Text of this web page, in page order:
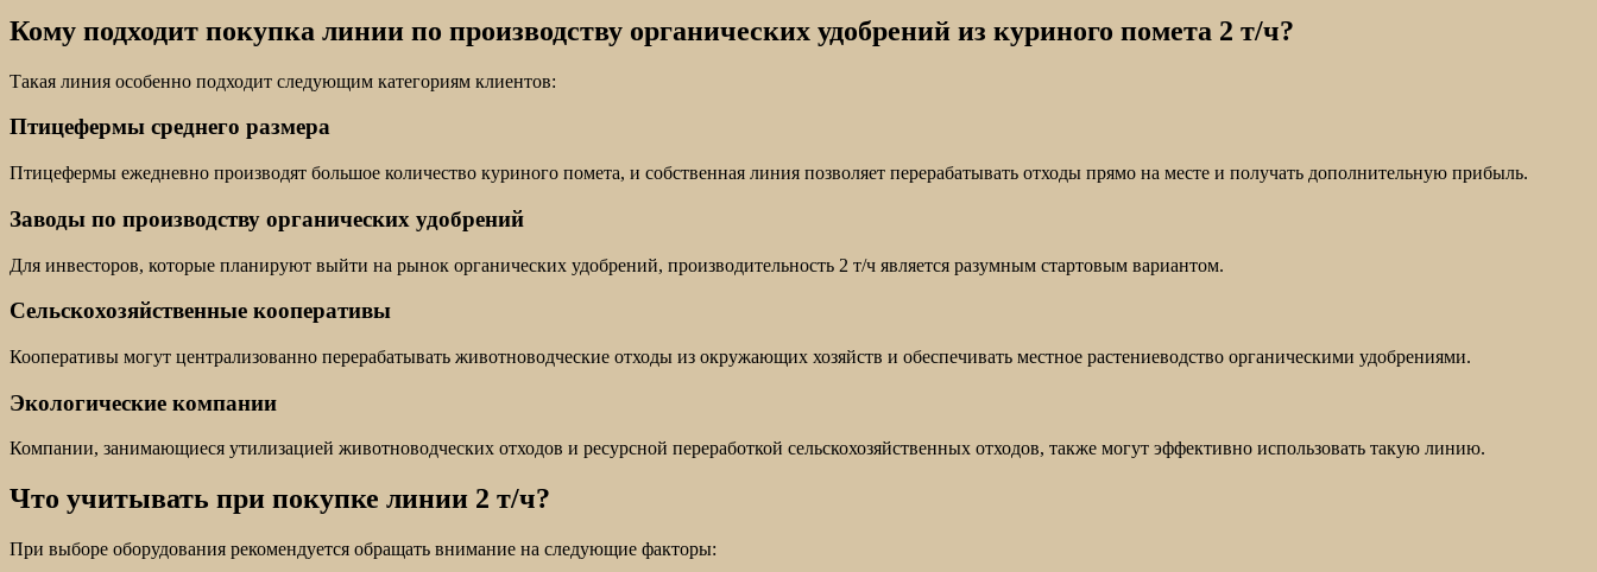
Кому подходит покупка линии по производству органических удобрений из куриного помета 2 т/ч?
Такая линия особенно подходит следующим категориям клиентов:
Птицефермы среднего размера
Птицефермы ежедневно производят большое количество куриного помета, и собственная линия позволяет перерабатывать отходы прямо на месте и получать дополнительную прибыль.
Заводы по производству органических удобрений
Для инвесторов, которые планируют выйти на рынок органических удобрений, производительность 2 т/ч является разумным стартовым вариантом.
Сельскохозяйственные кооперативы
Кооперативы могут централизованно перерабатывать животноводческие отходы из окружающих хозяйств и обеспечивать местное растениеводство органическими удобрениями.
Экологические компании
Компании, занимающиеся утилизацией животноводческих отходов и ресурсной переработкой сельскохозяйственных отходов, также могут эффективно использовать такую линию.
Что учитывать при покупке линии 2 т/ч?
При выборе оборудования рекомендуется обращать внимание на следующие факторы: